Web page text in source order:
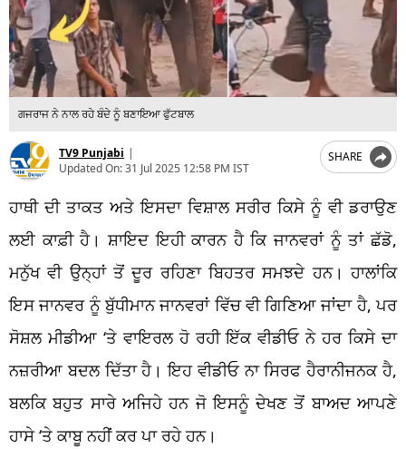
ਗਜਰਾਜ ਨੇ ਨਾਲ ਰਹੇ ਬੰਦੇ ਨੂੰ ਬਣਾਇਆ ਫੁੱਟਬਾਲ
TV9 Punjabi |
Updated On:31 Jul 2025 12:58 PM IST
SHARE
ਹਾਥੀ ਦੀ ਤਾਕਤ ਅਤੇ ਇਸਦਾ ਵਿਸ਼ਾਲ ਸਰੀਰ ਕਿਸੇ ਨੂੰ ਵੀ ਡਰਾਉਣ
ਲਈ ਕਾਫ਼ੀ ਹੈ। ਸ਼ਾਇਦ ਇਹੀ ਕਾਰਨ ਹੈ ਕਿ ਜਾਨਵਰਾਂ ਨੂੰ ਤਾਂ ਛੱਡੋ,
ਮਨੁੱਖ ਵੀ ਉਨ੍ਹਾਂ ਤੋਂ ਦੂਰ ਰਹਿਣਾ ਬਿਹਤਰ ਸਮਝਦੇ ਹਨ। ਹਾਲਾਂਕਿ
ਇਸ ਜਾਨਵਰ ਨੂੰ ਬੁੱਧੀਮਾਨ ਜਾਨਵਰਾਂ ਵਿੱਚ ਵੀ ਗਿਣਿਆ ਜਾਂਦਾ ਹੈ, ਪਰ
ਸੋਸ਼ਲ ਮੀਡੀਆ ‘ਤੇ ਵਾਇਰਲ ਹੋ ਰਹੀ ਇੱਕ ਵੀਡੀਓ ਨੇ ਹਰ ਕਿਸੇ ਦਾ
ਨਜ਼ਰੀਆ ਬਦਲ ਦਿੱਤਾ ਹੈ। ਇਹ ਵੀਡੀਓ ਨਾ ਸਿਰਫ ਹੈਰਾਨੀਜਨਕ ਹੈ,
ਬਲਕਿ ਬਹੁਤ ਸਾਰੇ ਅਜਿਹੇ ਹਨ ਜੋ ਇਸਨੂੰ ਦੇਖਣ ਤੋਂ ਬਾਅਦ ਆਪਣੇ
ਹਾਸੇ ‘ਤੇ ਕਾਬੂ ਨਹੀਂ ਕਰ ਪਾ ਰਹੇ ਹਨ।